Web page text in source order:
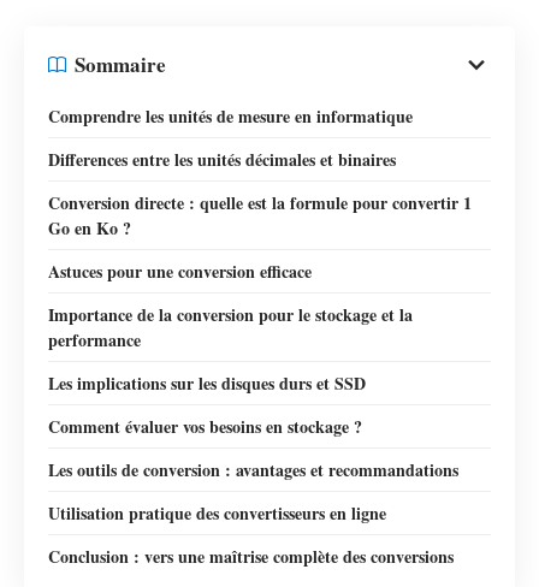
Sommaire
Comprendre les unités de mesure en informatique
Differences entre les unités décimales et binaires
Conversion directe : quelle est la formule pour convertir 1
Go en Ko ?
Astuces pour une conversion efficace
Importance de la conversion pour le stockage et la
performance
Les implications sur les disques durs et SSD
Comment évaluer vos besoins en stockage ?
Les outils de conversion : avantages et recommandations
Utilisation pratique des convertisseurs en ligne
Conclusion : vers une maîtrise complète des conversions